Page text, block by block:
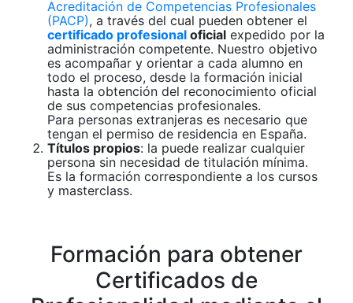
Acreditación de Competencias Profesionales
(PACP), a través del cual pueden obtener el
certificado profesional oficial expedido por la
administración competente. Nuestro objetivo
es acompañar y orientar a cada alumno en
todo el proceso, desde la formación inicial
hasta la obtención del reconocimiento oficial
de sus competencias profesionales.
Para personas extranjeras es necesario que
tengan el permiso de residencia en España.
Títulos propios: la puede realizar cualquier
persona sin necesidad de titulación mínima.
Es la formación correspondiente a los cursos
y masterclass.
Formación para obtener
Certificados de